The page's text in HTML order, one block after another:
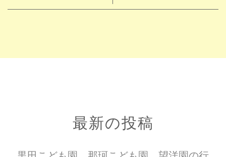
最新の投稿